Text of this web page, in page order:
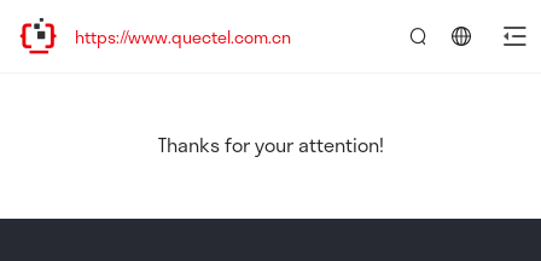
新址：https://www.quectel.com.cn
Thanks for your attention!